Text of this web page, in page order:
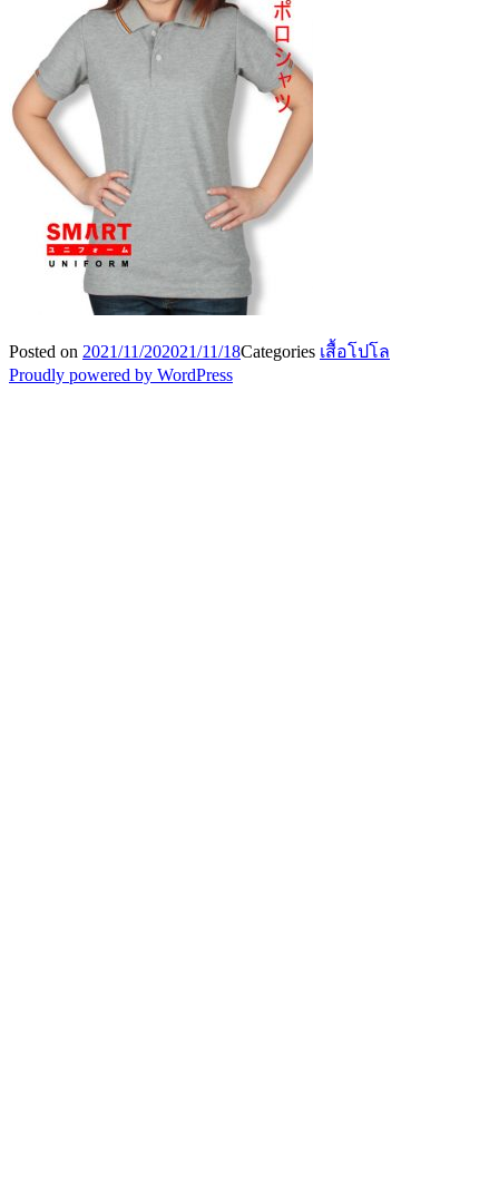
Posted on 2021/11/202021/11/18Categories เสื้อโปโล
Proudly powered by WordPress